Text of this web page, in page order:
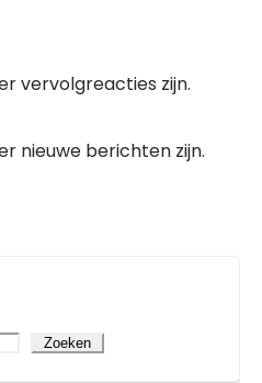
vervolgreacties zijn.
nieuwe berichten zijn.
Zoeken